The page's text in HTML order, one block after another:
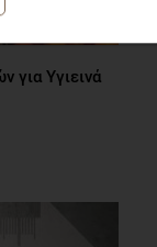
για Υγιεινά